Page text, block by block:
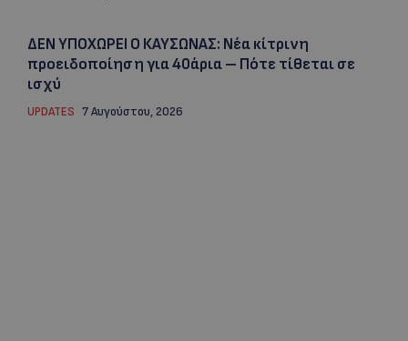
ΔΕΝ ΥΠΟΧΩΡΕΙ Ο ΚΑΥΣΩΝΑΣ: Νέα κίτρινη
προειδοποίηση για 40άρια – Πότε τίθεται σε
ισχύ
UPDATES 7 Αυγούστου, 2026